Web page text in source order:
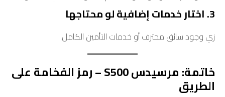
3. اختار خدمات إضافية لو محتاجها
زي وجود سائق محترف أو خدمات التأمين الكامل.
خاتمة: مرسيدس S500 – رمز الفخامة على
الطريق